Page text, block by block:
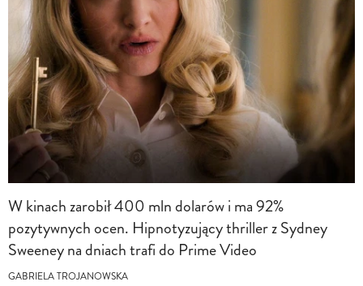
W kinach zarobił 400 mln dolarów i ma 92%
pozytywnych ocen. Hipnotyzujący thriller z Sydney
Sweeney na dniach trafi do Prime Video
GABRIELA TROJANOWSKA